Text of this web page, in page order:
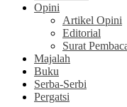
Opini
Artikel Opini
Editorial
Surat
Majalah
Buku
Serba-Serbi
Pergatsi